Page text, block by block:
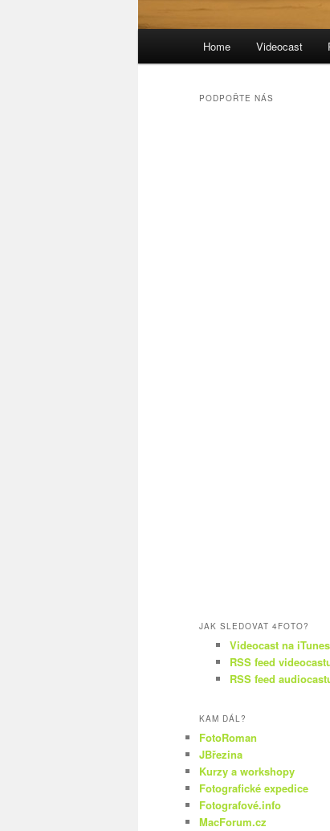
Home Videocast
PODPOŘTE NÁS
JAK SLEDOVAT 4FOTO?
Videocast na iTunes
RSS feed
RSS feed
KAM DÁL?
FotoRoman
JBřezina
Kurzy a workshopy
Fotografické expedice
Fotografové.info
MacForum.cz